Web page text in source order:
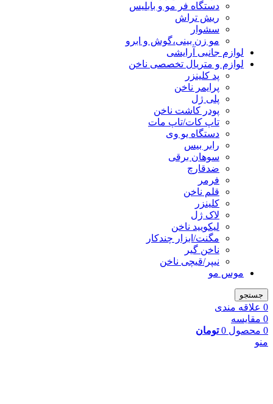
دستگاه فر مو و بابلیس
ریش تراش
سشوار
مو زن بینی،گوش و ابرو
لوازم جانبی آرایشی
لوازم و متریال تخصصی ناخن
پد کلینزر
پرایمر ناخن
پلی ژل
پودر کاشت ناخن
تاپ کات/تاپ مات
دستگاه یو وی
رابر بیس
سوهان برقی
ضدقارچ
فرمر
قلم ناخن
کلینزر
لاک ژل
لیکوييد ناخن
مگنت/ابزار چندکار
ناخن گیر
نیپر/قیچی ناخن
موس مو
جستجو
0 علاقه مندی
0 مقایسه
0 محصول 0 تومان
منو